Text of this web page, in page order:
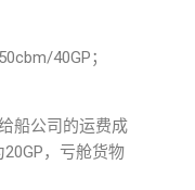
40GP；
船公司的运费成
，亏舱货物